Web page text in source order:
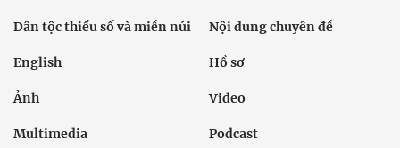
Dân tộc thiểu số và miền núi Nội dung chuyên đề
English Hồ sơ
Ảnh Video
Multimedia Podcast